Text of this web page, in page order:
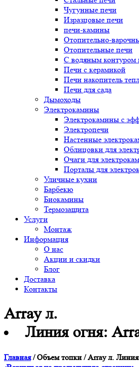
Чугунные печи
Изразцовые печи
печи-камины
Отопительно-
Отопительные печи
С водяным контуром
Печи с керамикой
Печи накопитель
Печи для сада
Дымоходы
Электрокамины
Электрокамины с
Электропечи
Настенные
Облицовки для
Очаги для
Порталы для
Уличные кухни
Барбекю
Биокамины
Термозащита
Услуги
Монтаж
Информация
О нас
Акции и скидки
Блог
Доставка
Контакты
Array л.
Линия огня:
Главная/ Объем топки / Array л.